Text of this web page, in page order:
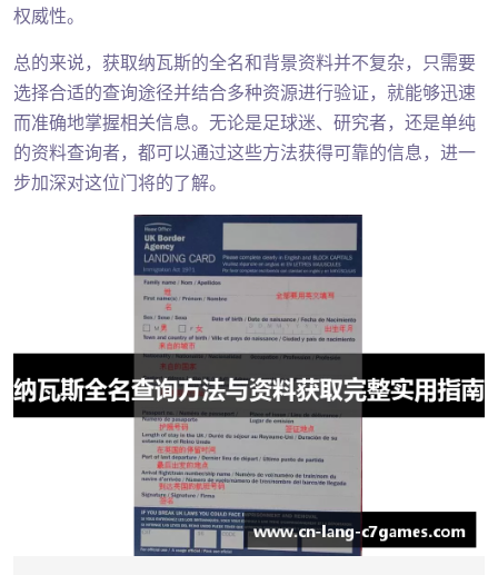
权威性。
总的来说，获取纳瓦斯的全名和背景资料并不复杂，只需要
选择合适的查询途径并结合多种资源进行验证，就能够迅速
而准确地掌握相关信息。无论是足球迷、研究者，还是单纯
的资料查询者，都可以通过这些方法获得可靠的信息，进一
步加深对这位门将的了解。